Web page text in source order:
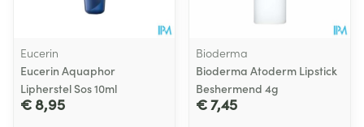
Eucerin
Eucerin Aquaphor
Lipherstel Sos 10ml
€ 8,95
Bioderma
Bioderma Atoderm Lipstick
Beshermend 4g
€ 7,45